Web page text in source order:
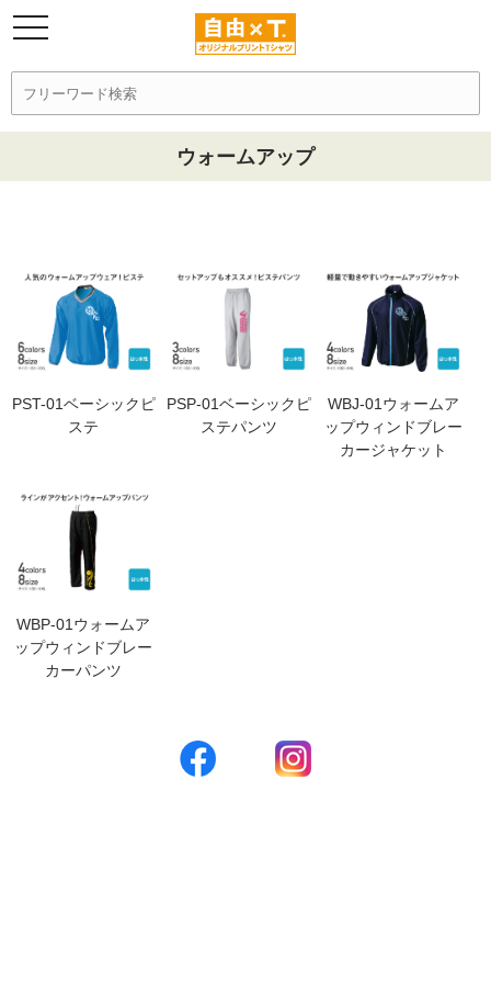
ウォームアップ
PST-01ベーシックピ
ステ
PSP-01ベーシックピ
ステパンツ
WBJ-01ウォームア
ップウィンドブレー
カージャケット
WBP-01ウォームア
ップウィンドブレー
カーパンツ